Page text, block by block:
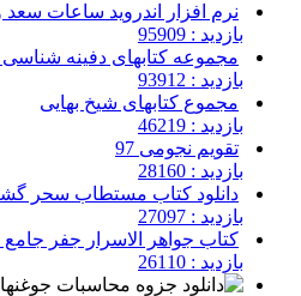
نرم افزار اندروید ساعات
بازدید : 95909
مجموعه کتابهای دفینه
بازدید : 93912
مجموع کتابهای شیخ بهایی
بازدید : 46219
تقویم نجومی 97
بازدید : 28160
دانلود کتاب مستطاب سحر
بازدید : 27097
کتاب جواهر الاسرار جفر جامع ۱و۲
بازدید : 26110